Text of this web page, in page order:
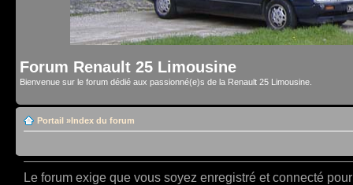
Forum Renault 25 Limousine
Bienvenue sur le forum dédié aux passionné(e)s de la Renault 25 Limousine.
Portail »Index du forum
Le forum exige que vous soyez enregistré et connecté